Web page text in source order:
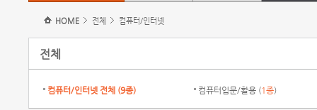
HOME 전체 컴퓨터/인터넷
전체
컴퓨터/인터넷 전체 (9종) 컴퓨터입문/활용 (1종)